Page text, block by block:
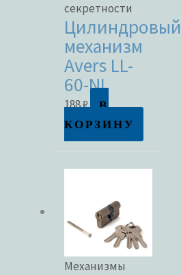
секретности
Цилиндровый
механизм
Avers LL-
60-NI
188₽
В
КОРЗИНУ
Механизмы